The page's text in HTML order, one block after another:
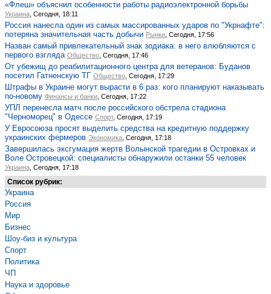
«Флеш» объяснил особенности работы радиоэлектронной борьбы
Украина , Сегодня, 18:11
Россия нанесла один из самых массированных ударов по "Укрнафте":
потеряна значительная часть добычи Рынки , Сегодня, 17:56
Назван самый привлекательный знак зодиака: в него влюбляются с
первого взгляда Общество , Сегодня, 17:46
От убежищ до реабилитационного центра для ветеранов: Буданов
посетил Гатненскую ТГ Общество , Сегодня, 17:29
Штрафы в Украине могут вырасти в 6 раз: кого планируют наказывать
по-новому Финансы и банки , Сегодня, 17:22
УПЛ перенесла матч после российского обстрела стадиона
"Черноморец" в Одессе Спорт, Сегодня, 17:19
У Евросоюза просят выделить средства на кредитную поддержку
украинских фермеров Экономика , Сегодня, 17:18
Завершилась эксгумация жертв Волынской трагедии в Островках и
Воле Островецкой: специалисты обнаружили останки 55 человек
Украина , Сегодня, 17:18
Список рубрик:
Украина
Россия
Мир
Бизнес
Шоу-биз и культура
Спорт
Политика
ЧП
Наука и здоровье